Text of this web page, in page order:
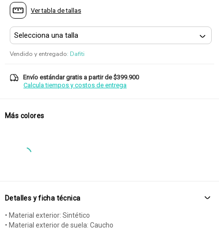
Ver tabla de tallas
Vendido y entregado: Dafiti
Envío estándar gratis a partir de $399.900
Calcula tiempos y costos de entrega
Más colores
Detalles y ficha técnica
• Material exterior: Sintético
• Material exterior de suela: Caucho